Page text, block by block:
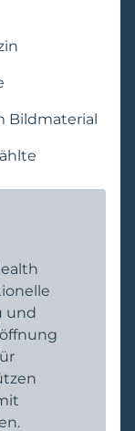
Bildmaterial
und